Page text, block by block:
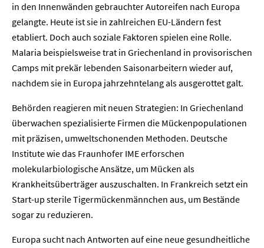
in den Innenwänden gebrauchter Autoreifen nach Europa
gelangte. Heute ist sie in zahlreichen EU-Ländern fest
etabliert. Doch auch soziale Faktoren spielen eine Rolle.
Malaria beispielsweise trat in Griechenland in provisorischen
Camps mit prekär lebenden Saisonarbeitern wieder auf,
nachdem sie in Europa jahrzehntelang als ausgerottet galt.
Behörden reagieren mit neuen Strategien: In Griechenland
überwachen spezialisierte Firmen die Mückenpopulationen
mit präzisen, umweltschonenden Methoden. Deutsche
Institute wie das Fraunhofer IME erforschen
molekularbiologische Ansätze, um Mücken als
Krankheitsüberträger auszuschalten. In Frankreich setzt ein
Start-up sterile Tigermückenmännchen aus, um Bestände
sogar zu reduzieren.
Europa sucht nach Antworten auf eine neue gesundheitliche